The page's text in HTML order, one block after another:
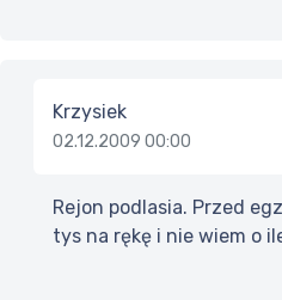
Krzysiek
02.12.2009 00:00
Rejon podlasia. Przed
tys na rękę i nie wiem o